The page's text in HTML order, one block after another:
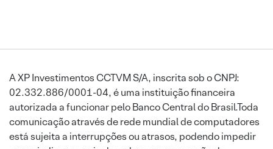
A XP Investimentos CCTVM S/A, inscrita sob o CNPJ:
02.332.886/0001-04, é uma instituição financeira
autorizada a funcionar pelo Banco Central do Brasil.Toda
comunicação através de rede mundial de computadores
está sujeita a interrupções ou atrasos, podendo impedir